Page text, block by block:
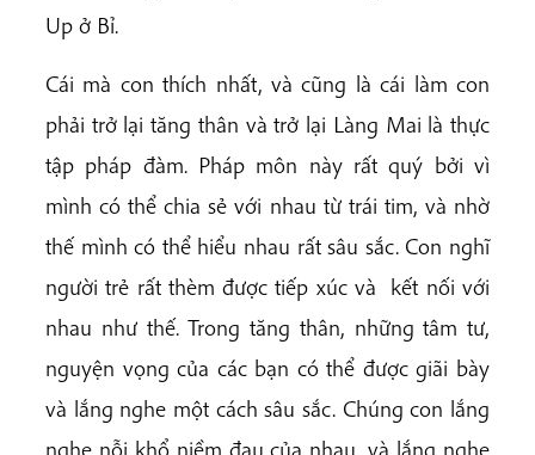
Up ở Bỉ.
Cái mà con thích nhất, và cũng là cái làm con
phải trở lại tăng thân và trở lại Làng Mai là thực
tập pháp đàm. Pháp môn này rất quý bởi vì
mình có thể chia sẻ với nhau từ trái tim, và nhờ
thế mình có thể hiểu nhau rất sâu sắc. Con nghĩ
người trẻ rất thèm được tiếp xúc và kết nối với
nhau như thế. Trong tăng thân, những tâm tư,
nguyện vọng của các bạn có thể được giãi bày
và lắng nghe một cách sâu sắc. Chúng con lắng
nghe nỗi khổ niềm đau của nhau, và lắng nghe